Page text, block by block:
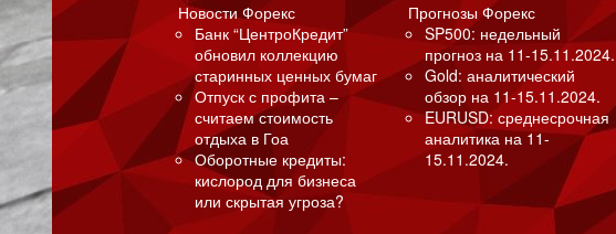
Новости Форекс
Банк “ЦентроКредит”
обновил коллекцию
старинных ценных бумаг
Отпуск с профита –
считаем стоимость
отдыха в Гоа
Оборотные кредиты:
кислород для бизнеса
или скрытая угроза?
Прогнозы Форекс
SP500: недельный
прогноз на 11-15.11.2024.
Gold: аналитический
обзор на 11-15.11.2024.
EURUSD: среднесрочная
аналитика на 11-
15.11.2024.